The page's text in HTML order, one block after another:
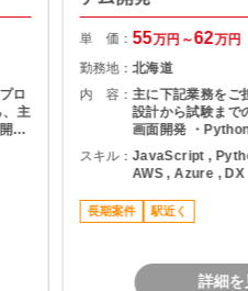
ロ
対
単 価：55万円～62万円
勤務地：北海道
内 容：主に下記業務をご
設計から試験まで
画面開発 ・
既存機能の改善お
メンバーと連携し
よび品質確認対応
スキル：JavaScript ,
AWS , Azure , DX
長期案件 駅近く
詳細を